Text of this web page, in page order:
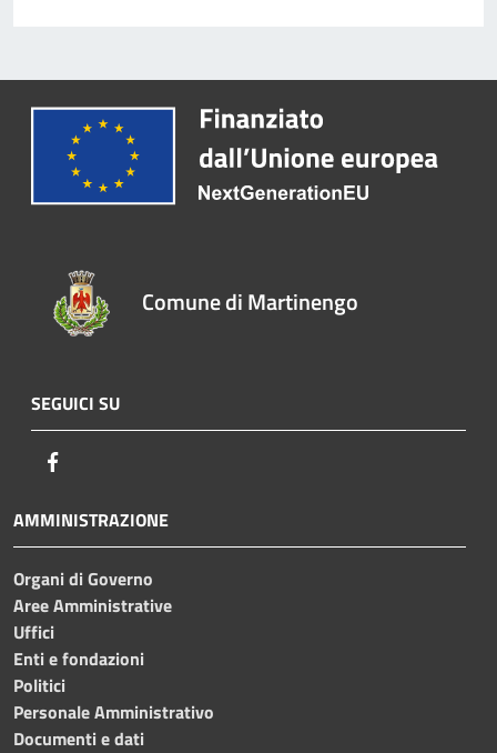
Comune di Martinengo
SEGUICI SU
AMMINISTRAZIONE
Organi di Governo
Aree Amministrative
Uffici
Enti e fondazioni
Politici
Personale Amministrativo
Documenti e dati